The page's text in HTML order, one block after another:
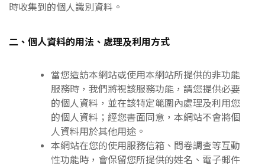
時收集到的個人識別資料。
二、個人資料的用法、處理及利用方式
當您造訪本網站或使用本網站所提供的非功能
服務時，我們將視該服務功能，請您提供必要
的個人資料，並在該特定範圍內處理及利用您
的個人資料；經您書面同意，本網站不會將個
人資料用於其他用途。
本網站在您的使用服務信箱、問卷調查等互動
性功能時，會保留您所提供的姓名、電子郵件